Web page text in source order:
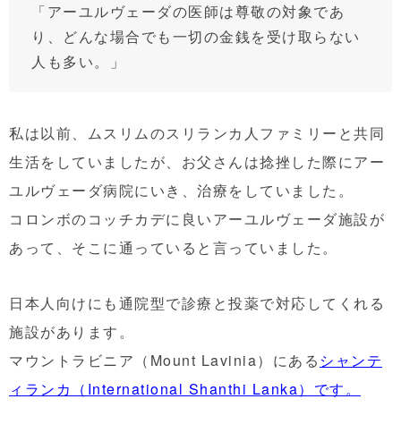
「アーユルヴェーダの医師は尊敬の対象であ
り、どんな場合でも一切の金銭を受け取らない
人も多い。」
私は以前、ムスリムのスリランカ人ファミリーと共同
生活をしていましたが、お父さんは捻挫した際にアー
ユルヴェーダ病院にいき、治療をしていました。
コロンボのコッチカデに良いアーユルヴェーダ施設が
あって、そこに通っていると言っていました。
日本人向けにも通院型で診療と投薬で対応してくれる
施設があります。
マウントラビニア（Mount Lavinia）にある シャンテ
ィランカ（International Shanthi Lanka） です。